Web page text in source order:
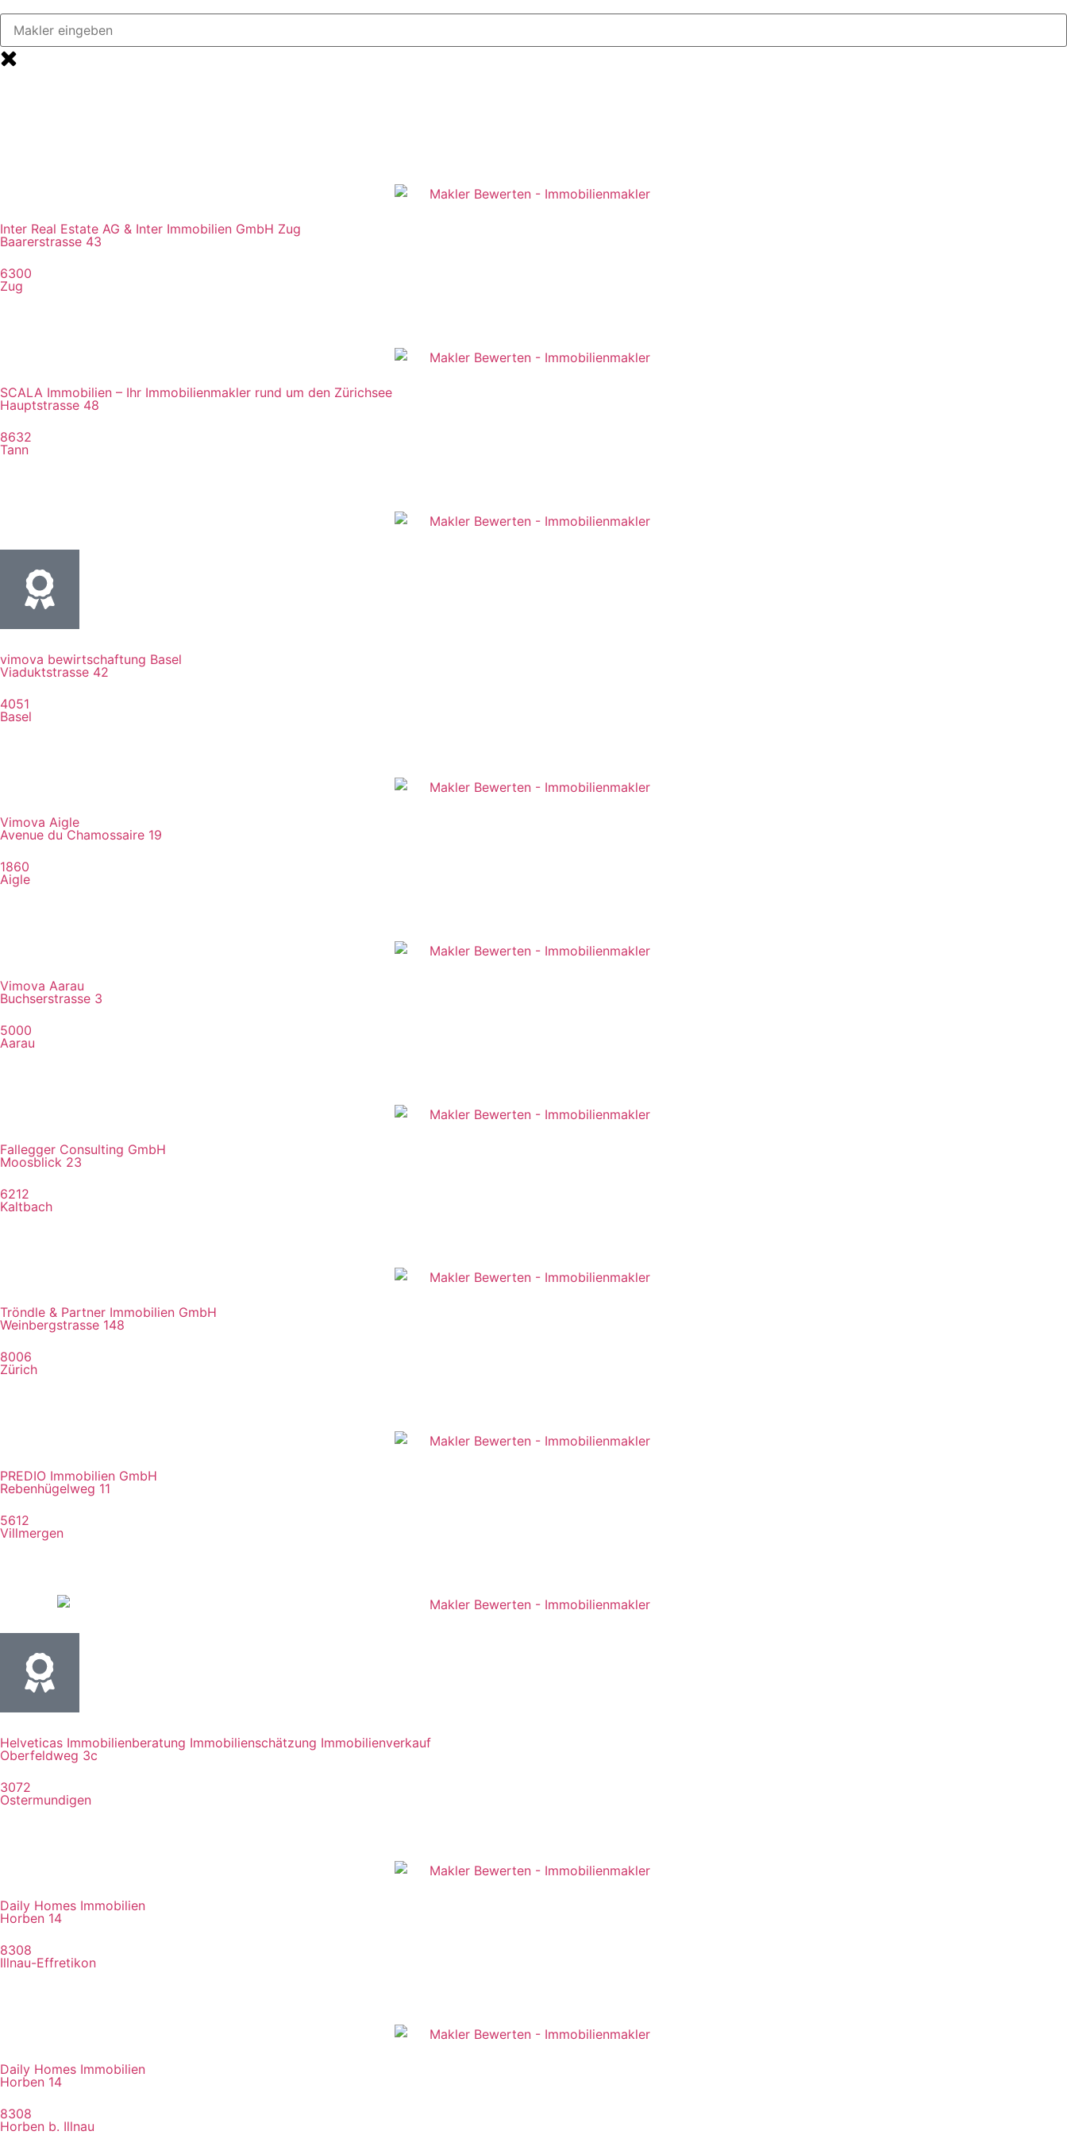
Inter Real Estate AG & Inter Immobilien GmbH Zug
Baarerstrasse 43
6300
Zug
SCALA Immobilien – Ihr Immobilienmakler rund um den Zürichsee
Hauptstrasse 48
8632
Tann
vimova bewirtschaftung Basel
Viaduktstrasse 42
4051
Basel
Vimova Aigle
Avenue du Chamossaire 19
1860
Aigle
Vimova Aarau
Buchserstrasse 3
5000
Aarau
Fallegger Consulting GmbH
Moosblick 23
6212
Kaltbach
Tröndle & Partner Immobilien GmbH
Weinbergstrasse 148
8006
Zürich
PREDIO Immobilien GmbH
Rebenhügelweg 11
5612
Villmergen
Helveticas Immobilienberatung Immobilienschätzung Immobilienverkauf
Oberfeldweg 3c
3072
Ostermundigen
Daily Homes Immobilien
Horben 14
8308
Illnau-Effretikon
Daily Homes Immobilien
Horben 14
8308
Horben b. Illnau